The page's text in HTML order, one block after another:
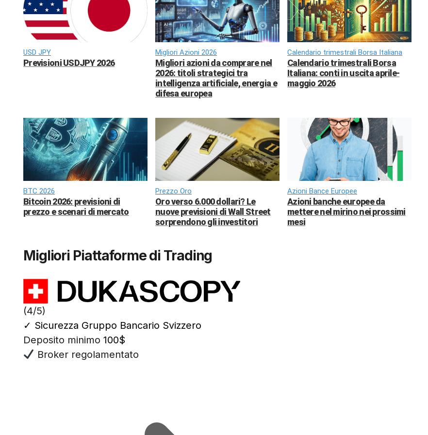
USD JPY
Previsioni USDJPY 2026
Migliori Azioni 2026
Migliori azioni da comprare nel
2026: titoli strategici tra
intelligenza artificiale, energia e
difesa europea
Calendario trimestrali Borsa Italiana
Calendario trimestrali Borsa
Italiana: conti in uscita aprile-
maggio 2026
BTC 2026
Bitcoin 2026: previsioni di
prezzo e scenari di mercato
Prezzo Oro
Oro verso 6.000 dollari? Le
nuove previsioni di Wall Street
sorprendono gli investitori
Azioni Bance Europee
Azioni banche europee da
mettere nel mirino nei prossimi
mesi
Migliori Piattaforme di Trading
(4/5)
✓ Sicurezza Gruppo Bancario Svizzero
Deposito minimo 100$
Broker regolamentato